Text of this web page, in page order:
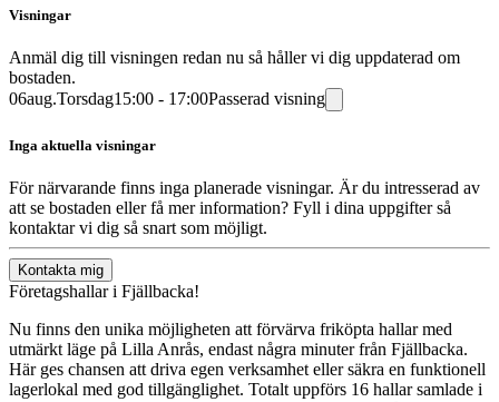
Visningar
Anmäl dig till visningen redan nu så håller vi dig uppdaterad om
bostaden.
06aug.Torsdag15:00 - 17:00Passerad visning
Inga aktuella visningar
För närvarande finns inga planerade visningar. Är du intresserad av
att se bostaden eller få mer information? Fyll i dina uppgifter så
kontaktar vi dig så snart som möjligt.
Kontakta mig
Företagshallar i Fjällbacka!
Nu finns den unika möjligheten att förvärva friköpta hallar med
utmärkt läge på Lilla Anrås, endast några minuter från Fjällbacka.
Här ges chansen att driva egen verksamhet eller säkra en funktionell
lagerlokal med god tillgänglighet. Totalt uppförs 16 hallar samlade i